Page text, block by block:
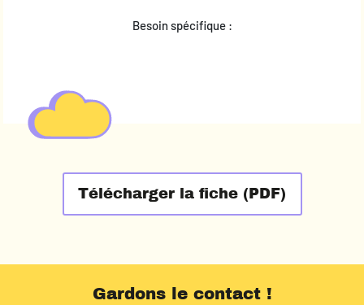
Besoin spécifique :
Télécharger la fiche (PDF)
Gardons le contact !